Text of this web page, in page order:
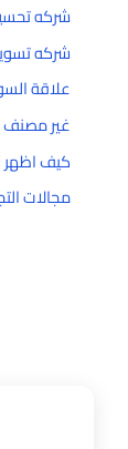
شركه
شركه
علاقة
غير مصنف
كيف اظهر
مجالات